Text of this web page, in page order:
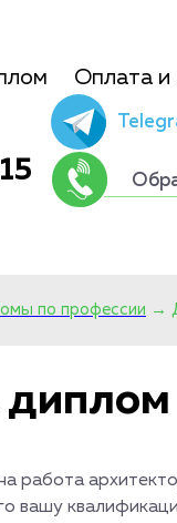
Оплата и
по профессии →
диплом
работа
вашу